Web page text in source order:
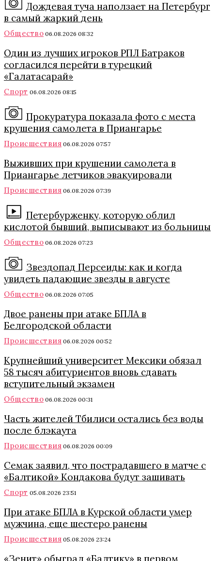
Дождевая туча наползает на Петербург
в самый жаркий день
Общество 06.08.2026 08:32
Один из лучших игроков РПЛ Батраков
согласился перейти в турецкий
«Галатасарай»
Спорт 06.08.2026 08:15
Прокуратура показала фото с места
крушения самолета в Приангарье
Происшествия 06.08.2026 07:57
Выживших при крушении самолета в
Приангарье летчиков эвакуировали
Происшествия 06.08.2026 07:39
Петербурженку, которую облил
кислотой бывший, выписывают из больницы
Общество 06.08.2026 07:23
Звездопад Персеиды: как и когда
увидеть падающие звезды в августе
Общество 06.08.2026 07:05
Двое ранены при атаке БПЛА в
Белгородской области
Происшествия 06.08.2026 00:52
Крупнейший университет Мексики обязал
58 тысяч абитуриентов вновь сдавать
вступительный экзамен
Общество 06.08.2026 00:31
Часть жителей Тбилиси остались без воды
после блэкаута
Происшествия 06.08.2026 00:09
Семак заявил, что пострадавшего в матче с
«Балтикой» Кондакова будут зашивать
Спорт 05.08.2026 23:51
При атаке БПЛА в Курской области умер
мужчина, еще шестеро ранены
Происшествия 05.08.2026 23:24
«Зенит» обыграл «Балтику» в первом